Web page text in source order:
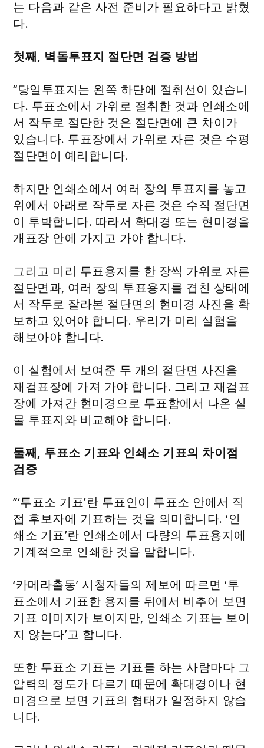
는 다음과 같은 사전 준비가 필요하다고 밝혔
다.
첫째, 벽돌투표지 절단면 검증 방법
“당일투표지는 왼쪽 하단에 절취선이 있습니
다. 투표소에서 가위로 절취한 것과 인쇄소에
서 작두로 절단한 것은 절단면에 큰 차이가
있습니다. 투표장에서 가위로 자른 것은 수평
절단면이 예리합니다.
하지만 인쇄소에서 여러 장의 투표지를 놓고
위에서 아래로 작두로 자른 것은 수직 절단면
이 투박합니다. 따라서 확대경 또는 현미경을
개표장 안에 가지고 가야 합니다.
그리고 미리 투표용지를 한 장씩 가위로 자른
절단면과, 여러 장의 투표용지를 겹친 상태에
서 작두로 잘라본 절단면의 현미경 사진을 확
보하고 있어야 합니다. 우리가 미리 실험을
해보아야 합니다.
이 실험에서 보여준 두 개의 절단면 사진을
재검표장에 가져 가야 합니다. 그리고 재검표
장에 가져간 현미경으로 투표함에서 나온 실
물 투표지와 비교해야 합니다.
둘째, 투표소 기표와 인쇄소 기표의 차이점
검증
”‘투표소 기표’란 투표인이 투표소 안에서 직
접 후보자에 기표하는 것을 의미합니다. ‘인
쇄소 기표’란 인쇄소에서 다량의 투표용지에
기계적으로 인쇄한 것을 말합니다.
‘카메라출동’ 시청자들의 제보에 따르면 ‘투
표소에서 기표한 용지를 뒤에서 비추어 보면
기표 이미지가 보이지만, 인쇄소 기표는 보이
지 않는다’고 합니다.
또한 투표소 기표는 기표를 하는 사람마다 그
압력의 정도가 다르기 때문에 확대경이나 현
미경으로 보면 기표의 형태가 일정하지 않습
니다.